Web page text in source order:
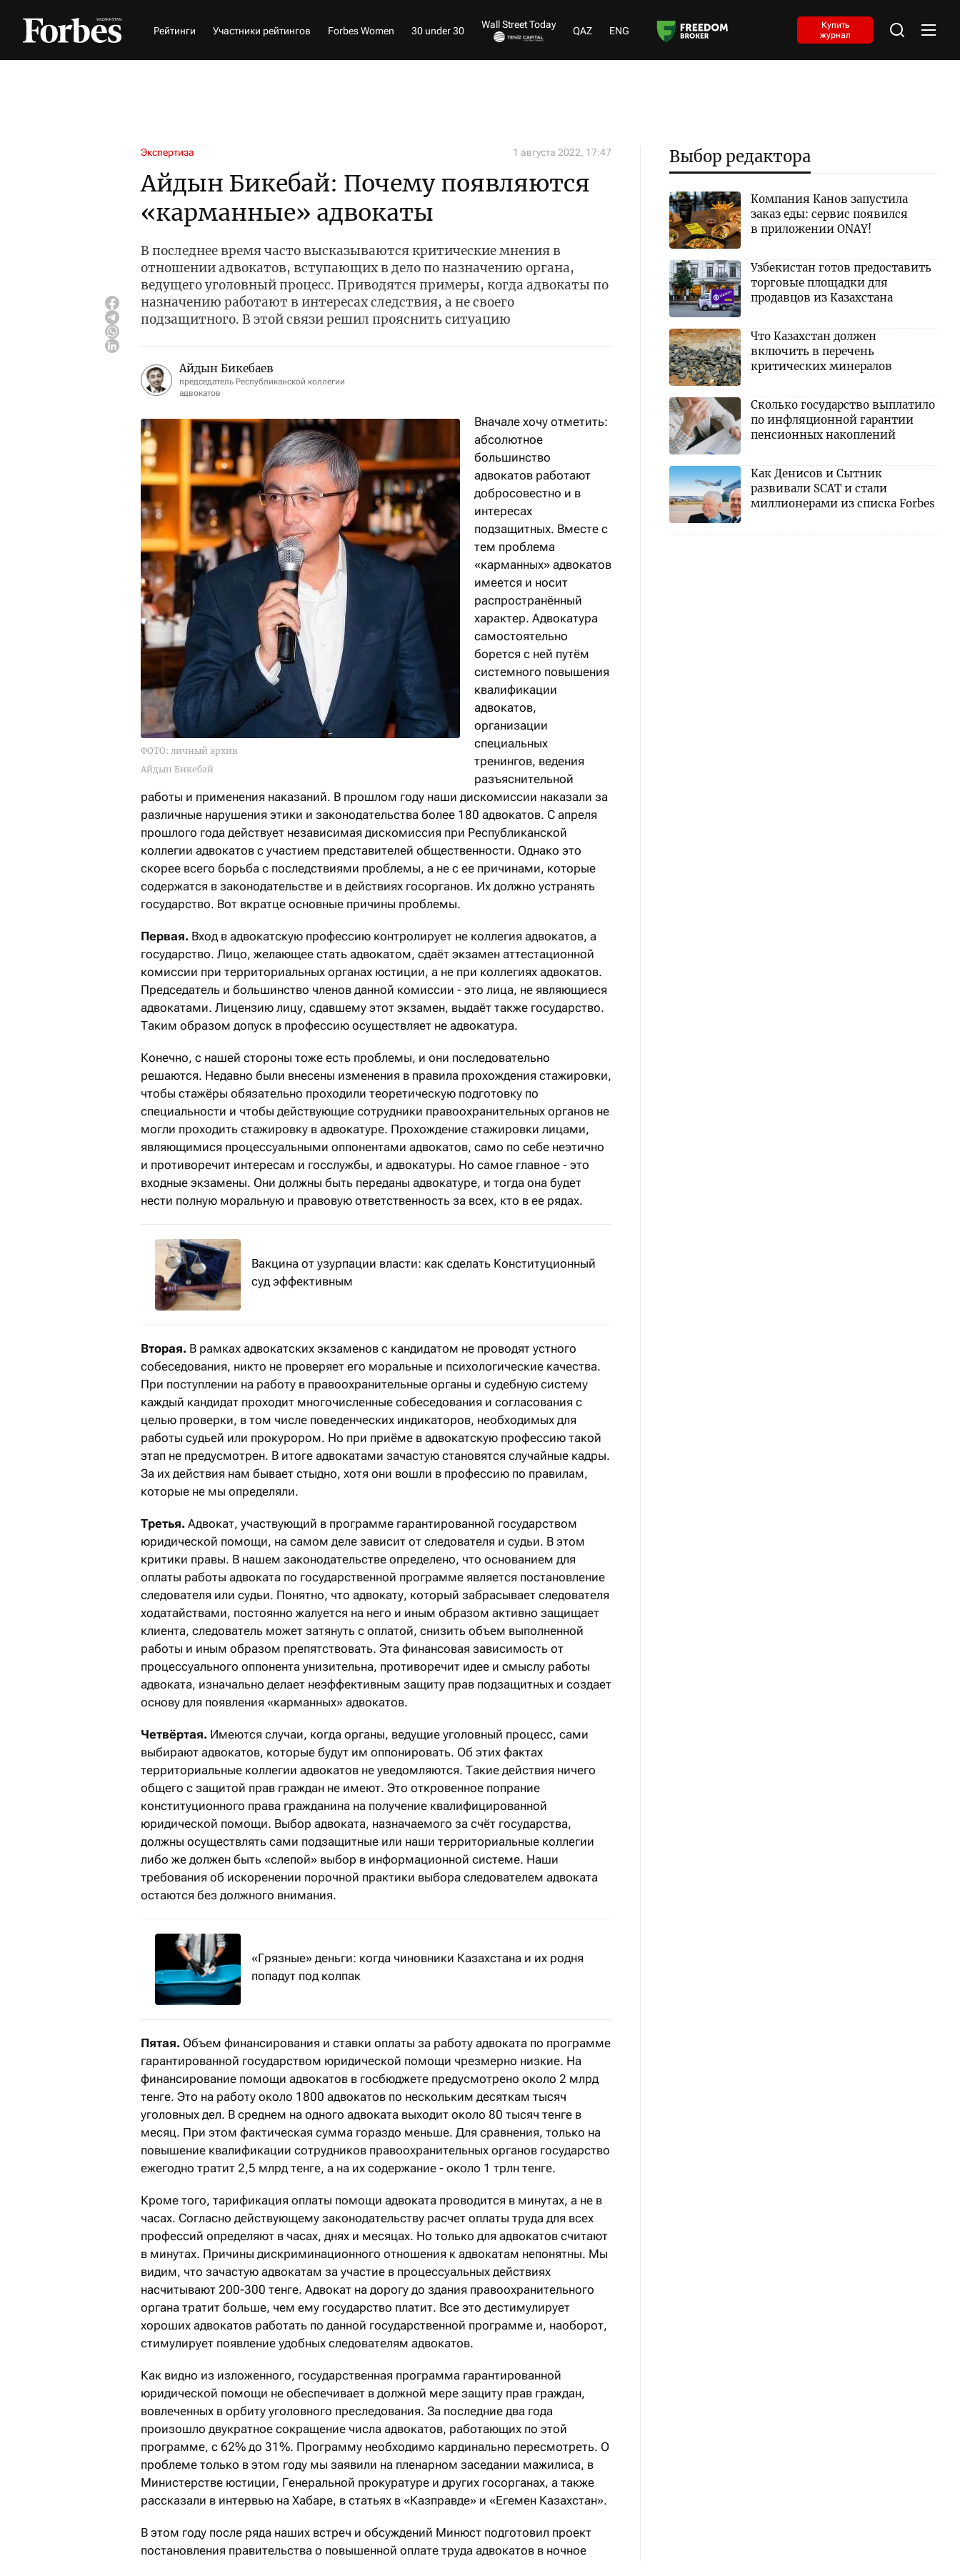
Рейтинги Участники рейтингов Forbes Women 30 under 30
Wall Street Today
QAZ ENG
Купить
журнал
Экспертиза 1 августа 2022, 17:47
Айдын Бикебай: Почему появляются
«карманные» адвокаты
В последнее время часто высказываются критические мнения в
отношении адвокатов, вступающих в дело по назначению органа,
ведущего уголовный процесс. Приводятся примеры, когда адвокаты по
назначению работают в интересах следствия, а не своего
подзащитного. В этой связи решил прояснить ситуацию
Айдын Бикебаев
председатель Республиканской коллегии
адвокатов
ФОТО: личный архив
Айдын Бикебай
Вначале хочу отметить:
абсолютное
большинство
адвокатов работают
добросовестно и в
интересах
подзащитных. Вместе с
тем проблема
«карманных» адвокатов
имеется и носит
распространённый
характер. Адвокатура
самостоятельно
борется с ней путём
системного повышения
квалификации
адвокатов,
организации
специальных
тренингов, ведения
разъяснительной
работы и применения наказаний. В прошлом году наши дискомиссии наказали за
различные нарушения этики и законодательства более 180 адвокатов. С апреля
прошлого года действует независимая дискомиссия при Республиканской
коллегии адвокатов с участием представителей общественности. Однако это
скорее всего борьба с последствиями проблемы, а не с ее причинами, которые
содержатся в законодательстве и в действиях госорганов. Их должно устранять
государство. Вот вкратце основные причины проблемы.
Первая. Вход в адвокатскую профессию контролирует не коллегия адвокатов, а
государство. Лицо, желающее стать адвокатом, сдаёт экзамен аттестационной
комиссии при территориальных органах юстиции, а не при коллегиях адвокатов.
Председатель и большинство членов данной комиссии - это лица, не являющиеся
адвокатами. Лицензию лицу, сдавшему этот экзамен, выдаёт также государство.
Таким образом допуск в профессию осуществляет не адвокатура.
Конечно, с нашей стороны тоже есть проблемы, и они последовательно
решаются. Недавно были внесены изменения в правила прохождения стажировки,
чтобы стажёры обязательно проходили теоретическую подготовку по
специальности и чтобы действующие сотрудники правоохранительных органов не
могли проходить стажировку в адвокатуре. Прохождение стажировки лицами,
являющимися процессуальными оппонентами адвокатов, само по себе неэтично
и противоречит интересам и госслужбы, и адвокатуры. Но самое главное - это
входные экзамены. Они должны быть переданы адвокатуре, и тогда она будет
нести полную моральную и правовую ответственность за всех, кто в ее рядах.
Вакцина от узурпации власти: как сделать Конституционный
суд эффективным
Вторая. В рамках адвокатских экзаменов с кандидатом не проводят устного
собеседования, никто не проверяет его моральные и психологические качества.
При поступлении на работу в правоохранительные органы и судебную систему
каждый кандидат проходит многочисленные собеседования и согласования с
целью проверки, в том числе поведенческих индикаторов, необходимых для
работы судьей или прокурором. Но при приёме в адвокатскую профессию такой
этап не предусмотрен. В итоге адвокатами зачастую становятся случайные кадры.
За их действия нам бывает стыдно, хотя они вошли в профессию по правилам,
которые не мы определяли.
Третья. Адвокат, участвующий в программе гарантированной государством
юридической помощи, на самом деле зависит от следователя и судьи. В этом
критики правы. В нашем законодательстве определено, что основанием для
оплаты работы адвоката по государственной программе является постановление
следователя или судьи. Понятно, что адвокату, который забрасывает следователя
ходатайствами, постоянно жалуется на него и иным образом активно защищает
клиента, следователь может затянуть с оплатой, снизить объем выполненной
работы и иным образом препятствовать. Эта финансовая зависимость от
процессуального оппонента унизительна, противоречит идее и смыслу работы
адвоката, изначально делает неэффективным защиту прав подзащитных и создает
основу для появления «карманных» адвокатов.
Четвёртая. Имеются случаи, когда органы, ведущие уголовный процесс, сами
выбирают адвокатов, которые будут им оппонировать. Об этих фактах
территориальные коллегии адвокатов не уведомляются. Такие действия ничего
общего с защитой прав граждан не имеют. Это откровенное попрание
конституционного права гражданина на получение квалифицированной
юридической помощи. Выбор адвоката, назначаемого за счёт государства,
должны осуществлять сами подзащитные или наши территориальные коллегии
либо же должен быть «слепой» выбор в информационной системе. Наши
требования об искоренении порочной практики выбора следователем адвоката
остаются без должного внимания.
«Грязные» деньги: когда чиновники Казахстана и их родня
попадут под колпак
Пятая. Объем финансирования и ставки оплаты за работу адвоката по программе
гарантированной государством юридической помощи чрезмерно низкие. На
финансирование помощи адвокатов в госбюджете предусмотрено около 2 млрд
тенге. Это на работу около 1800 адвокатов по нескольким десяткам тысяч
уголовных дел. В среднем на одного адвоката выходит около 80 тысяч тенге в
месяц. При этом фактическая сумма гораздо меньше. Для сравнения, только на
повышение квалификации сотрудников правоохранительных органов государство
ежегодно тратит 2,5 млрд тенге, а на их содержание - около 1 трлн тенге.
Кроме того, тарификация оплаты помощи адвоката проводится в минутах, а не в
часах. Согласно действующему законодательству расчет оплаты труда для всех
профессий определяют в часах, днях и месяцах. Но только для адвокатов считают
в минутах. Причины дискриминационного отношения к адвокатам непонятны. Мы
видим, что зачастую адвокатам за участие в процессуальных действиях
насчитывают 200-300 тенге. Адвокат на дорогу до здания правоохранительного
органа тратит больше, чем ему государство платит. Все это дестимулирует
хороших адвокатов работать по данной государственной программе и, наоборот,
стимулирует появление удобных следователям адвокатов.
Как видно из изложенного, государственная программа гарантированной
юридической помощи не обеспечивает в должной мере защиту прав граждан,
вовлеченных в орбиту уголовного преследования. За последние два года
произошло двукратное сокращение числа адвокатов, работающих по этой
программе, с 62% до 31%. Программу необходимо кардинально пересмотреть. О
проблеме только в этом году мы заявили на пленарном заседании мажилиса, в
Министерстве юстиции, Генеральной прокуратуре и других госорганах, а также
рассказали в интервью на Хабаре, в статьях в «Казправде» и «Егемен Казахстан».
В этом году после ряда наших встреч и обсуждений Минюст подготовил проект
постановления правительства о повышенной оплате труда адвокатов в ночное
Выбор редактора
Компания Канов запустила
заказ еды: сервис появился
в приложении ONAY!
Узбекистан готов предоставить
торговые площадки для
продавцов из Казахстана
Что Казахстан должен
включить в перечень
критических минералов
Сколько государство выплатило
по инфляционной гарантии
пенсионных накоплений
Как Денисов и Сытник
развивали SCAT и стали
миллионерами из списка Forbes